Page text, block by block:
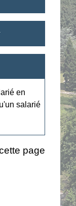
en
salarié
page